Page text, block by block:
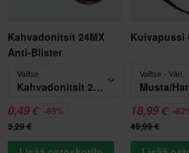
Kahvadonitsit 24MX
Anti-Blister
Valitse
Kahvadonitsit 24MX Anti-Blister
0,49 € -85%
3,29 €
Kuivapussi
Valitse - Väri
Musta/
18,99 € -
49,99 €